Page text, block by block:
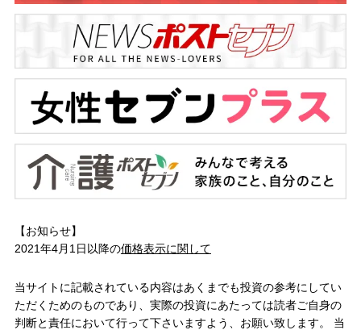
【お知らせ】
2021年4月1日以降の価格表示に関して
当サイトに記載されている内容はあくまでも投資の参考にしてい
ただくためのものであり、実際の投資にあたっては読者ご自身の
判断と責任において行って下さいますよう、お願い致します。 当